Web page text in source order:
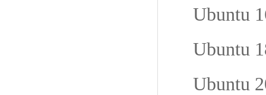
Ubuntu
Ubuntu
Ubuntu